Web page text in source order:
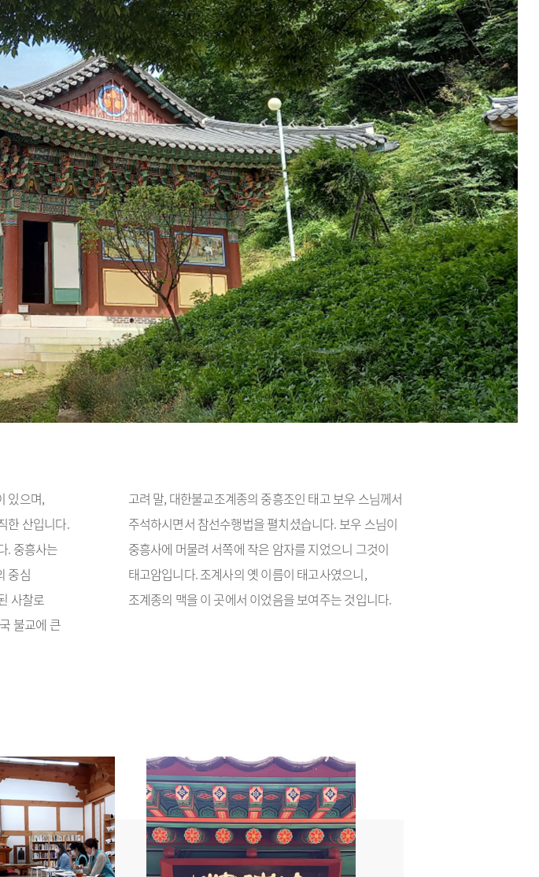
있으며,
한 산입니다.
. 중흥사는
중심
사찰로
불교에 큰
고려 말, 대한불교조계종의 중흥조인 태고 보우 스님께서
주석하시면서 참선수행법을 펼치셨습니다. 보우 스님이
중흥사에 머물려 서쪽에 작은 암자를 지었으니 그것이
태고암입니다. 조계사의 옛 이름이 태고사였으니,
조계종의 맥을 이 곳에서 이었음을 보여주는 것입니다.